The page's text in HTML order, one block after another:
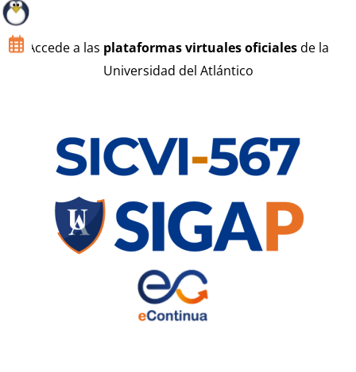
Accede a las plataformas virtuales oficialesde la
Universidad del Atlántico